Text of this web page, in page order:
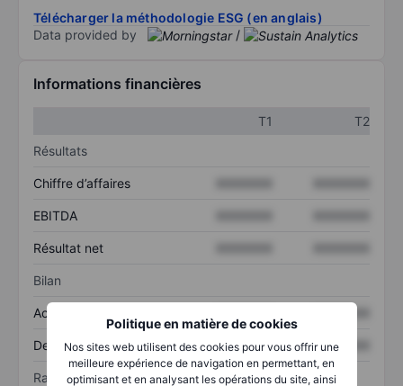
Politique en matière de cookies
Nos sites web utilisent des cookies pour vous offrir une
meilleure expérience de navigation en permettant, en
optimisant et en analysant les opérations du site, ainsi
Télécharger la méthodologie ESG (en anglais)
Data provided by
/
Informations financières
T1
T2
Résultats
Chiffre d’affaires
EBITDA
Résultat net
Bilan
Actif total
Dette totale XXXXXXX XXXXXXX
Ratios